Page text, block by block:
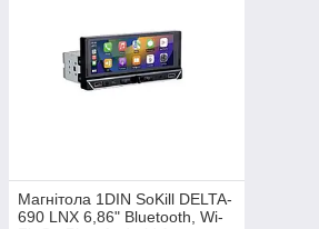
Магнітола 1DIN SoKill DELTA-
690 LNX 6,86" Bluetooth, Wi-